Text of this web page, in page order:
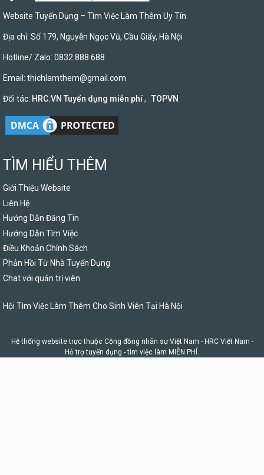
Website Tuyển Dụng – Tìm Việc Làm Thêm Uy Tín
Địa chỉ: Số 179, Nguyễn Ngọc Vũ, Cầu Giấy, Hà Nội
Hotline/ Zalo: 0832 888 688
Email: thichlamthem@gmail.com
Đối tác: HRC.VN Tuyển dụng miễn phí, TOPVN
TÌM HIỂU THÊM
Giới Thiệu Website
Liên Hệ
Hướng Dẫn Đăng Tin
Hướng Dẫn Tìm Việc
Điều Khoản Chính Sách
Phản Hồi Từ Nhà Tuyển Dụng
Chat với quản trị viên
Hội Tìm Việc Làm Thêm Cho Sinh Viên Tại Hà Nội
Hệ thống website trực thuộc Cộng đồng nhân sự Việt Nam - HRC Việt Nam -
Hỗ trợ tuyển dụng - tìm việc làm MIỄN PHÍ.